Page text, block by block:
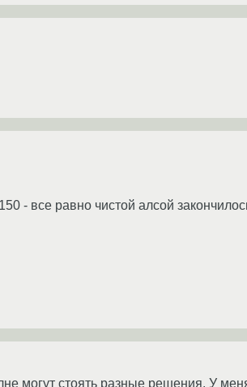
- все равно чистой алсой
могут стоять разные решения. У